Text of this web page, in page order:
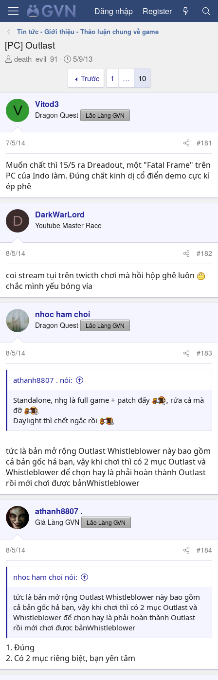
Đăng nhập Register
Tin tức - Giới thiệu - Thảo luận chung về game
[PC] Outlast
T
a
d
s
t
a
e
r
death_evil_91
N
g
à
y
i
5/9/13
Trước
1 … 10
V Vitod3
Dragon Quest Lão Làng GVN
7/5/14 #181
Muốn chất thì 15/5 ra Dreadout, một "Fatal Frame" trên
PC của Indo làm. Đúng chất kinh dị cổ điển demo cực kì
ép phê
D DarkWarLord
Youtube Master Race
8/5/14 #182
coi stream tụi trên twicth chơi mà hồi hộp ghê luôn
chắc mình yếu bóng vía
nhoc ham choi
Dragon Quest Lão Làng GVN
8/5/14 #183
athanh8807 . nói:
Standalone, nhg là full game + patch đấy
, rứa cả mà
đỡ
Daylight thì chết ngắc rồi
tức là bản mở rộng Outlast Whistleblower này bao gồm
cả bản gốc hả bạn, vậy khi chơi thì có 2 mục Outlast và
Whistleblower để chọn hay là phải hoàn thành Outlast
rồi mới chơi được bảnWhistleblower
athanh8807 .
Già Làng GVN Lão Làng GVN
8/5/14 #184
nhoc ham choi nói:
tức là bản mở rộng Outlast Whistleblower này bao gồm
cả bản gốc hả bạn, vậy khi chơi thì có 2 mục Outlast và
Whistleblower để chọn hay là phải hoàn thành Outlast
rồi mới chơi được bảnWhistleblower
1. Đúng
2. Có 2 mục riêng biệt, bạn yên tâm